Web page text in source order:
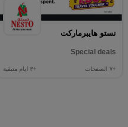
نستو هايبرماركت
Special deals
+٧ الصفحات +٣ ايام متبقية